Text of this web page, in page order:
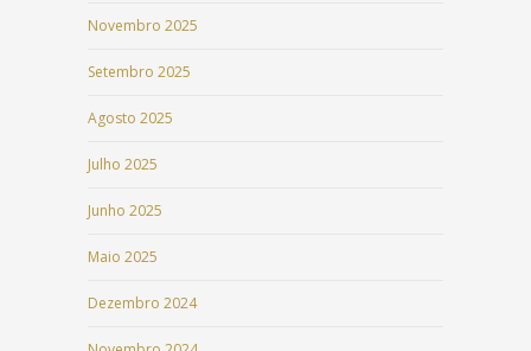
Novembro 2025
Setembro 2025
Agosto 2025
Julho 2025
Junho 2025
Maio 2025
Dezembro 2024